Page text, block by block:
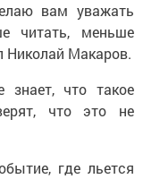
вам уважать
читать, меньше
Николай Макаров.
знает, что такое
что это не
где льется